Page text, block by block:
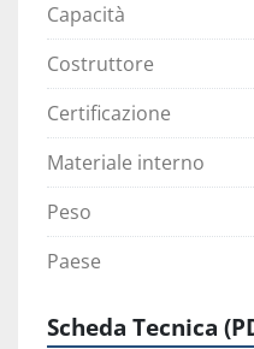
Capacità
Costruttore
Certificazione
Materiale interno
Peso
Paese
Scheda Tecnica